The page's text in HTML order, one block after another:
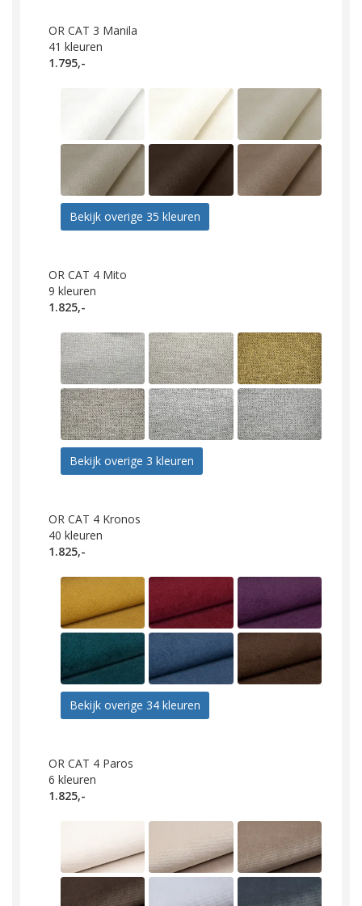
OR CAT 3 Manila
41 kleuren
1.795,-
Bekijk overige 35 kleuren
OR CAT 4 Mito
9 kleuren
1.825,-
Bekijk overige 3 kleuren
OR CAT 4 Kronos
40 kleuren
1.825,-
Bekijk overige 34 kleuren
OR CAT 4 Paros
6 kleuren
1.825,-